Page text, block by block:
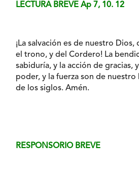
LECTURA BREVE Ap 7, 10. 12
¡La salvación es de nuestro Dios,
el trono, y del Cordero! La
sabiduría, y la acción de gracias,
poder, y la fuerza son de
de los siglos. Amén.
RESPONSORIO BREVE